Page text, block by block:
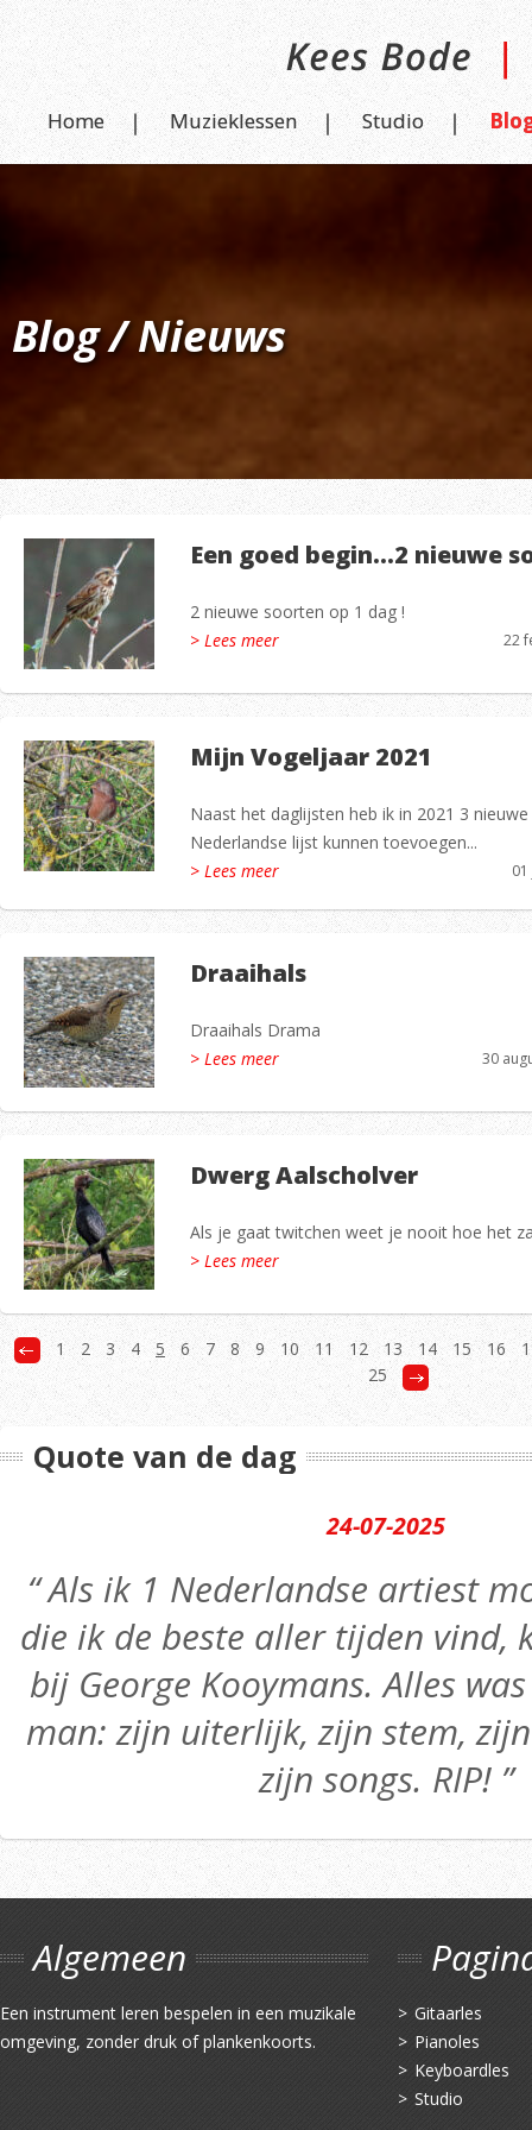
Home Muzieklessen Studio
Blog / Nieuws
Een goed begin…2 nieuwe
2 nieuwe soorten op 1 dag !
> Lees meer
22
Mijn Vogeljaar 2021
Naast het daglijsten heb ik in 2021 3
Nederlandse lijst kunnen toevoegen...
> Lees meer
Draaihals
Draaihals Drama
> Lees meer
30
Dwerg Aalscholver
Als je gaat twitchen weet je nooit hoe het
> Lees meer
1 2 3 4 5 6 7 8 9 10 11 12 13 14 15 16
25
Quote van de dag
24-07-2025
“ Als ik 1 Nederlandse artiest
die ik de beste aller tijden vind,
bij George Kooymans. Alles
man: zijn uiterlijk, zijn stem,
zijn songs. RIP! ”
Algemeen
Een instrument leren bespelen in een muzikale
omgeving, zonder druk of plankenkoorts.
Gitaarles
Pianoles
Keyboardles
Studio